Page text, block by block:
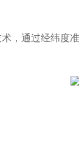
，通过经纬度